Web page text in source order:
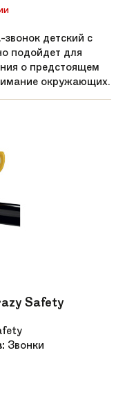
детский с
подойдет для
о предстоящем
окружающих.
Safety
Звонки